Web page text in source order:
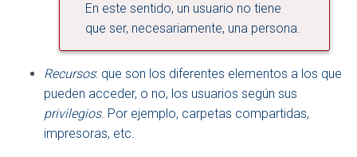
En este sentido, un usuario no tiene
que ser, necesariamente, una persona.
Recursos: que son los diferentes elementos a los que
pueden acceder, o no, los usuarios según sus
privilegios. Por ejemplo, carpetas compartidas,
impresoras, etc.